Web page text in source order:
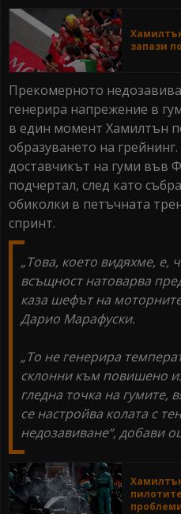
запази
Прекомерното
генерира напрежение в
в един момент Хамилтън
образуването на
доставчикът на гуми във
подчертал, след като
обиколки в петъчната
спринт.
„Това, което видяхме, е,
всъщност натоварва
каза шефът на
Дарио Марафуски.
„То не генерира
склонни към повишено
гледна точка на гумите,
се настройва колата с
недозавиване“, добави